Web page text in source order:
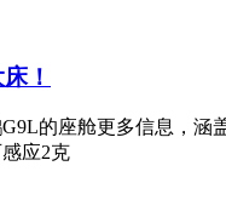
！
的座舱更多信息，
应2克